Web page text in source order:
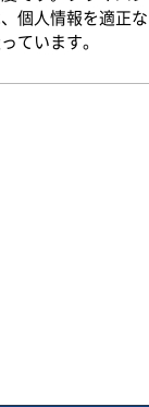
個人情報を適正な
ています。